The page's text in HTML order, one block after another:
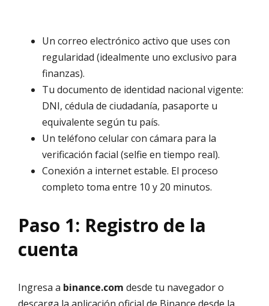
Un correo electrónico activo que uses con
regularidad (idealmente uno exclusivo para
finanzas).
Tu documento de identidad nacional vigente:
DNI, cédula de ciudadanía, pasaporte u
equivalente según tu país.
Un teléfono celular con cámara para la
verificación facial (selfie en tiempo real).
Conexión a internet estable. El proceso
completo toma entre 10 y 20 minutos.
Paso 1: Registro de la
cuenta
Ingresa a binance.com desde tu navegador o